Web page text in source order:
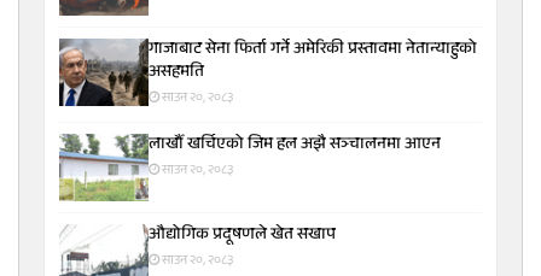
गाजाबाट सेना फिर्ता गर्ने अमेरिकी प्रस्तावमा नेतान्याहुको
असहमति
साउन २०, २०८३
लाखौँ खर्चिएको जिम हल अझै सञ्चालनमा आएन
साउन २०, २०८३
औद्योगिक प्रदूषणले खेत सखाप
साउन २०, २०८३